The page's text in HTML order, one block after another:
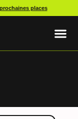
places